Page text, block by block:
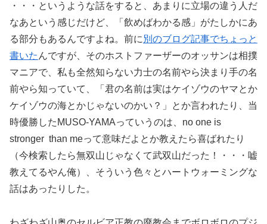
・・・というような話をすると、あまりに立場の違う人だ
なあという感じだけど、「飲めばわかる感」がたしかにあ
る部分もあるんですよね。前に 別のブログ記事でちょっと
書いた んですが、そのホストファーザーのオッサンは相撲
マニアで、私も全然知らない力士の名前やら決まり手の名
前やら知っていて、「君の名前は実はケイゾウのヤマとか
ケイゾウの海とかじゃないのかい？」とか言われたり、当
時優勝したMUSO-YAMAっていうのは、no one is
stronger than meって意味だよとか教えたら喜ばれたり
（今検索したら無双山じゃなくて武双山だった！・・・嘘
教えてるやん俺）、そういう色々とハートウォーミングな
話はあったりした。